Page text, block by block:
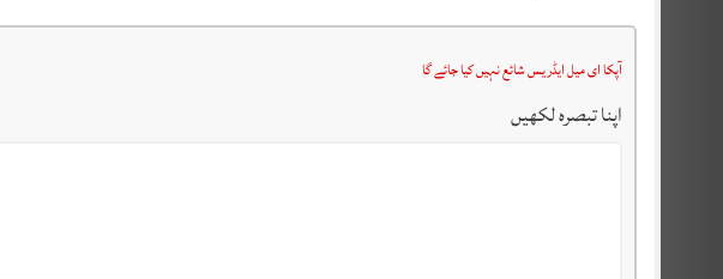
آپکا ای میل ایڈریس شائع نہیں کیا جائے گا
اپنا تبصرہ لکھیں